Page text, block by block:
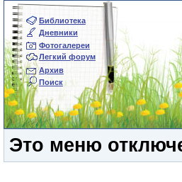
Библиотека
Дневники
Фотогалереи
Легкий форум
Архив
Поиск
Это меню